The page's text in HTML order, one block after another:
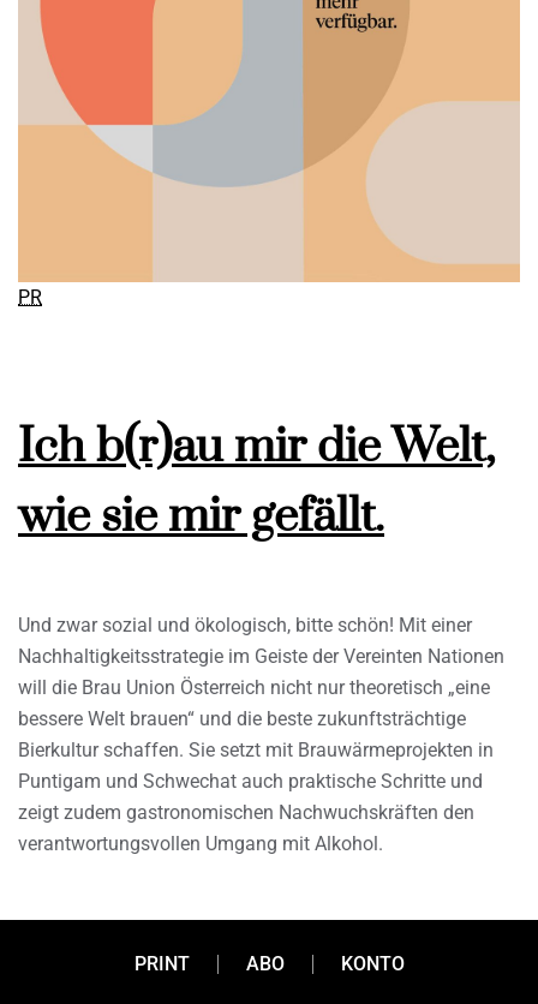
PR
Ich b(r)au mir die Welt,
wie sie mir gefällt.
Und zwar sozial und ökologisch, bitte schön! Mit einer
Nachhaltigkeitsstrategie im Geiste der Vereinten Nationen
will die Brau Union Österreich nicht nur theoretisch „eine
bessere Welt brauen“ und die beste zukunftsträchtige
Bierkultur schaffen. Sie setzt mit Brauwärmeprojekten in
Puntigam und Schwechat auch praktische Schritte und
zeigt zudem gastronomischen Nachwuchskräften den
verantwortungsvollen Umgang mit Alkohol.
PRINT ABO KONTO